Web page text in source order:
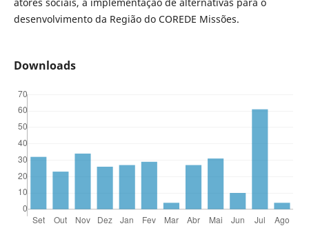
desenvolvimento da Região do COREDE Missões.
Downloads